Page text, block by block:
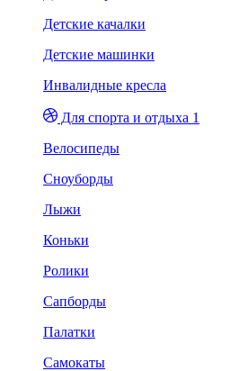
Детские качалки
Детские машинки
Инвалидные кресла
Для спорта и отдыха 1
Велосипеды
Сноуборды
Лыжи
Коньки
Ролики
Сапборды
Палатки
Самокаты